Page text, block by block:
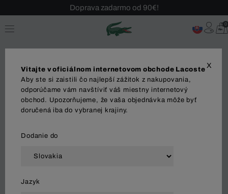
Doprava zadarmo od 90€!
Sezónny výpredaj až -40 %!
Bezplatné vrátenie!
0
ŽENY
X
Vitajte v oficiálnom internetovom obchode Lacoste
Aby ste si zaistili čo najlepší zážitok z nakupovania,
odporúčame vám navštíviť váš miestny internetový
obchod. Upozorňujeme, že vaša objednávka môže byť
doručená iba do vybranej krajiny.
Dodanie do
Jazyk